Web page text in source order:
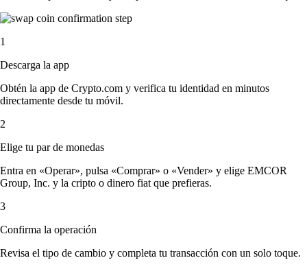
1
Descarga la app
Obtén la app de Crypto.com y verifica tu identidad en minutos
directamente desde tu móvil.
2
Elige tu par de monedas
Entra en «Operar», pulsa «Comprar» o «Vender» y elige EMCOR
Group, Inc. y la cripto o dinero fiat que prefieras.
3
Confirma la operación
Revisa el tipo de cambio y completa tu transacción con un solo toque.